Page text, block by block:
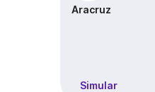
Aracruz
Simular